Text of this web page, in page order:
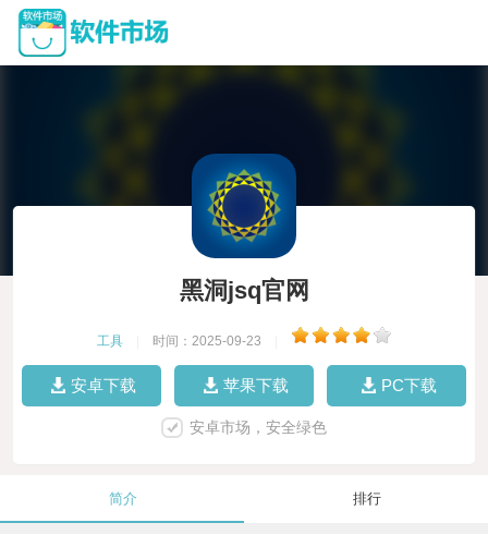
黑洞jsq官网
工具 时间：2025-09-23
安卓下载 苹果下载 PC下载
安卓市场，安全绿色
简介 排行